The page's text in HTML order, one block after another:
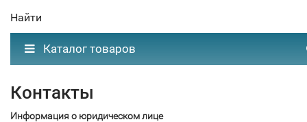
Найти
Каталог товаров
Контакты
Информация о юридическом лице